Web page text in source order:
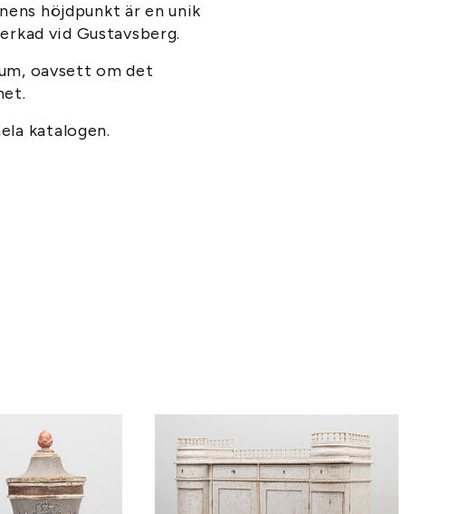
höjdpunkt är en unik
vid Gustavsberg.
oavsett om det
katalogen.